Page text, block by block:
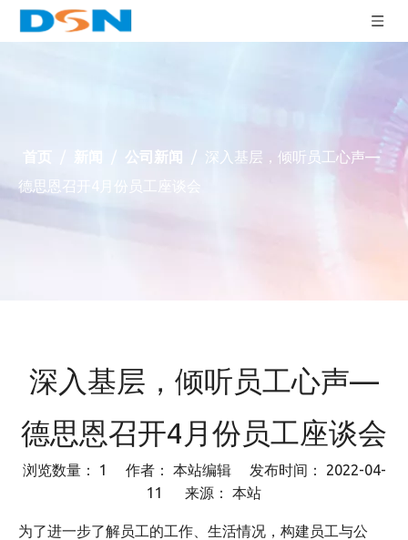
/ 公司新闻 / 深入基层，倾听员工心声—
德思恩召开4月份员工座谈会
深入基层，倾听员工心声—
德思恩召开4月份员工座谈会
浏览数量： 1
作者： 本站编辑 发布时间： 2022-04-
11 来源： 本站
["wechat","weibo","qzone","douban","email"]
为了进一步了解员工的工作、生活情况，构建员工与公